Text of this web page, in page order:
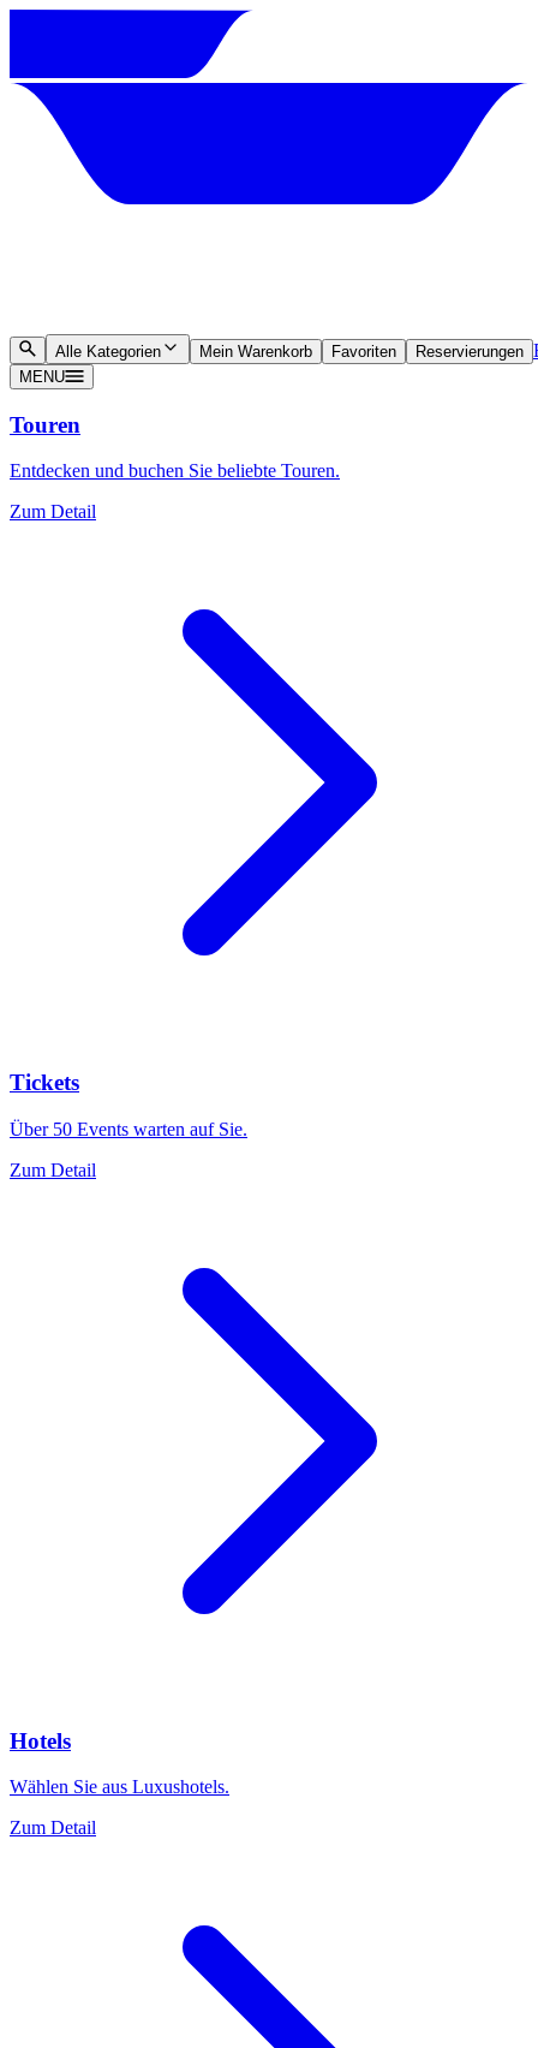
Alle Kategorien Mein Warenkorb Favoriten Reservierungen
MENU
Touren
Entdecken und buchen Sie beliebte Touren.
Zum Detail
Tickets
Über 50 Events warten auf Sie.
Zum Detail
Hotels
Wählen Sie aus Luxushotels.
Zum Detail